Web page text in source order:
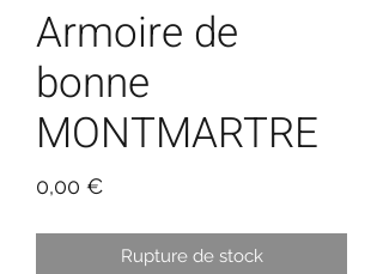
Armoire de
bonne
MONTMARTRE
0,00 €Prix
Rupture de stock